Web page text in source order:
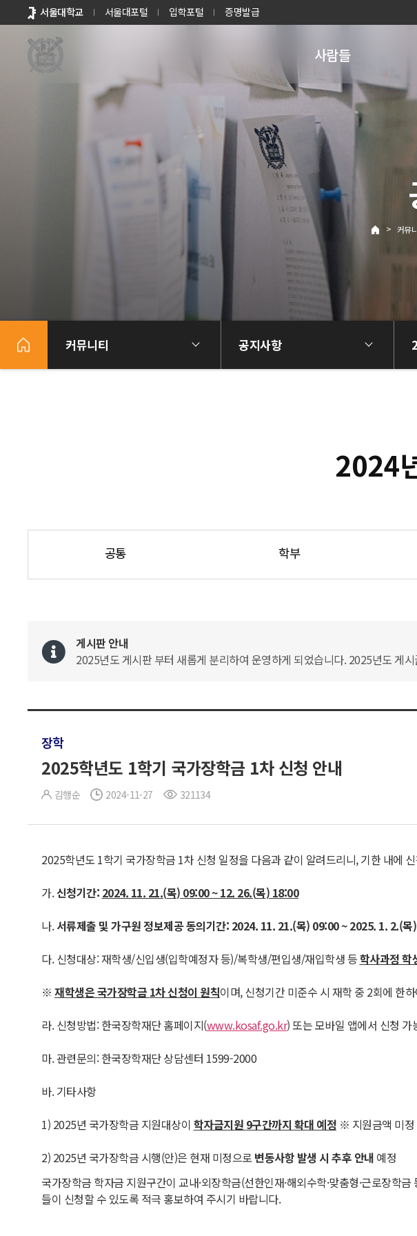
바로가기
메뉴
서울대학교 서울대포털 입학포털 증명발급
사람들
> 커뮤
커뮤니티 공지사항
2024
공통 학부
게시판 안내
2025년도 게시판 부터 새롭게 분리하여 운영하게 되었습니다. 2025년도 게
장학
2025학년도 1학기 국가장학금 1차 신청 안내
김행순 2024-11-27 321134
2025학년도 1학기 국가장학금 1차 신청 일정을 다음과 같이 알려드리니, 기한 내에
가.신청기간: 2024. 11. 21.(목) 09:00 ~ 12. 26.(목) 18:00
나.서류제출 및 가구원 정보제공 동의기간: 2024. 11. 21.(목) 09:00 ~ 2025. 1. 2.(목
다. 신청대상: 재학생/신입생(입학예정자 등)/복학생/편입생/재입학생 등학사과정 학
※ 재학생은 국가장학금 1차 신청이 원칙이며, 신청기간 미준수 시 재학 중 2회에 한
라. 신청방법: 한국장학재단 홈페이지(www.kosaf.go.kr) 또는 모바일 앱에서 신청 가
마. 관련문의: 한국장학재단 상담센터 1599-2000
바. 기타사항
1) 2025년 국가장학금 지원대상이 학자금지원 9구간까지 확대 예정 ※ 지원금액 미정
2) 2025년 국가장학금 시행(안)은 현재 미정으로 변동사항 발생 시 추후 안내 예정
국가장학금 학자금 지원구간이 교내·외장학금(선한인재·해외수학·맞춤형·근로장
들이 신청할 수 있도록 적극 홍보하여 주시기 바랍니다.